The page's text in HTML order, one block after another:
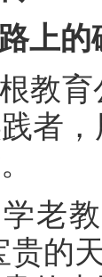
上的
教
者
老
的天